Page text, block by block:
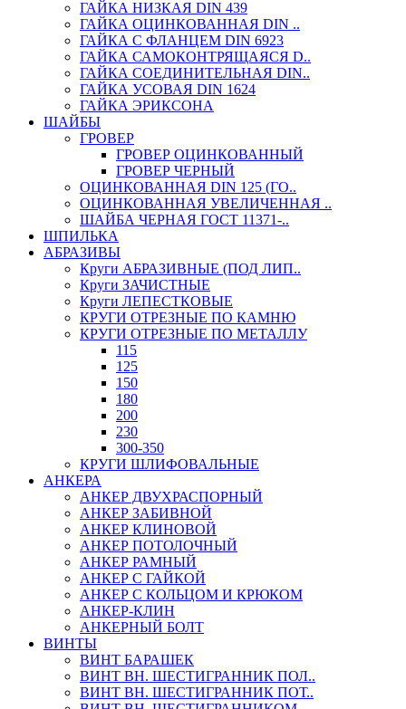
ГАЙКА НИЗКАЯ DIN 439
ГАЙКА ОЦИНКОВАННАЯ DIN ..
ГАЙКА С ФЛАНЦЕМ DIN 6923
ГАЙКА САМОКОНТРЯЩАЯСЯ D..
ГАЙКА СОЕДИНИТЕЛЬНАЯ DIN..
ГАЙКА УСОВАЯ DIN 1624
ГАЙКА ЭРИКСОНА
ШАЙБЫ
ГРОВЕР
ГРОВЕР ОЦИНКОВАННЫЙ
ГРОВЕР ЧЕРНЫЙ
ОЦИНКОВАННАЯ DIN 125 (ГО..
ОЦИНКОВАННАЯ УВЕЛИЧЕННАЯ ..
ШАЙБА ЧЕРНАЯ ГОСТ 11371-..
ШПИЛЬКА
АБРАЗИВЫ
Круги АБРАЗИВНЫЕ (ПОД ЛИП..
Круги ЗАЧИСТНЫЕ
Круги ЛЕПЕСТКОВЫЕ
КРУГИ ОТРЕЗНЫЕ ПО КАМНЮ
КРУГИ ОТРЕЗНЫЕ ПО МЕТАЛЛУ
115
125
150
180
200
230
300-350
КРУГИ ШЛИФОВАЛЬНЫЕ
АНКЕРА
АНКЕР ДВУХРАСПОРНЫЙ
АНКЕР ЗАБИВНОЙ
АНКЕР КЛИНОВОЙ
АНКЕР ПОТОЛОЧНЫЙ
АНКЕР РАМНЫЙ
АНКЕР С ГАЙКОЙ
АНКЕР С КОЛЬЦОМ И КРЮКОМ
АНКЕР-КЛИН
АНКЕРНЫЙ БОЛТ
ВИНТЫ
ВИНТ БАРАШЕК
ВИНТ ВН. ШЕСТИГРАННИК ПОЛ..
ВИНТ ВН. ШЕСТИГРАННИК ПОТ..